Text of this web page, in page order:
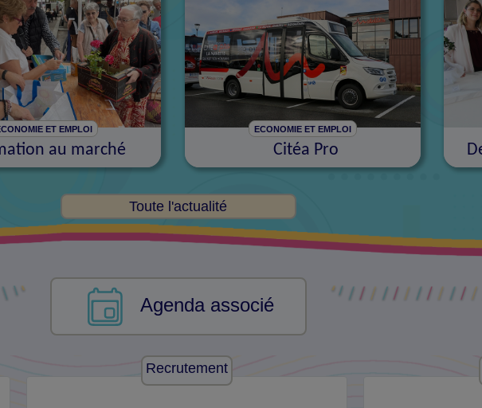
ET EMPLOI
au marché
ECONOMIE ET EMPLOI
Citéa Pro
Toute l'actualité
Agenda associé
Recrutement